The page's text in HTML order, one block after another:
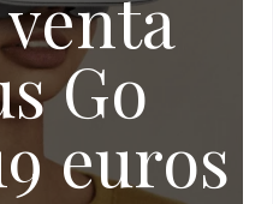
Go
euros